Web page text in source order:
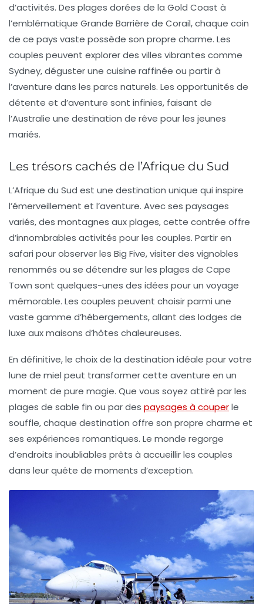
d’activités. Des plages dorées de la Gold Coast à
l’emblématique Grande Barrière de Corail, chaque coin
de ce pays vaste possède son propre charme. Les
couples peuvent explorer des villes vibrantes comme
Sydney, déguster une cuisine raffinée ou partir à
l’aventure dans les parcs naturels. Les opportunités de
détente et d’aventure sont infinies, faisant de
l’Australie une destination de rêve pour les jeunes
mariés.
Les trésors cachés de l’Afrique du Sud
L’Afrique du Sud est une destination unique qui inspire
l’émerveillement et l’aventure. Avec ses paysages
variés, des montagnes aux plages, cette contrée offre
d’innombrables activités pour les couples. Partir en
safari pour observer les Big Five, visiter des vignobles
renommés ou se détendre sur les plages de Cape
Town sont quelques-unes des idées pour un voyage
mémorable. Les couples peuvent choisir parmi une
vaste gamme d’hébergements, allant des lodges de
luxe aux maisons d’hôtes chaleureuses.
En définitive, le choix de la destination idéale pour votre
lune de miel peut transformer cette aventure en un
moment de pure magie. Que vous soyez attiré par les
plages de sable fin ou par des paysages à couperle
souffle, chaque destination offre son propre charme et
ses expériences romantiques. Le monde regorge
d’endroits inoubliables prêts à accueillir les couples
dans leur quête de moments d’exception.